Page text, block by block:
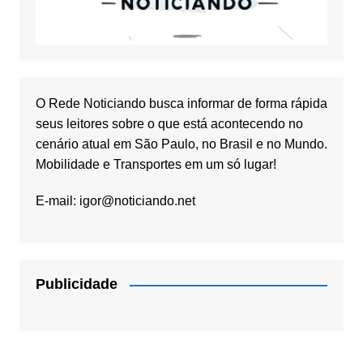
O Rede Noticiando busca informar de forma rápida
seus leitores sobre o que está acontecendo no
cenário atual em São Paulo, no Brasil e no Mundo.
Mobilidade e Transportes em um só lugar!
E-mail: igor@noticiando.net
Publicidade